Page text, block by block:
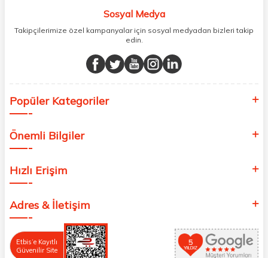
Sosyal Medya
Takipçilerimize özel kampanyalar için sosyal medyadan bizleri takip
edin.
Popüler Kategoriler
Önemli Bilgiler
Hızlı Erişim
Adres & İletişim
Etbis’e Kayıtlı
Güvenilir Site